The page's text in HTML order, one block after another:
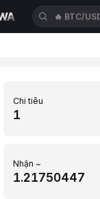
🔥 BTC/
Chi tiêu
Nhận ~